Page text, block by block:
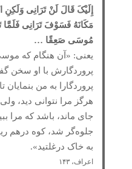
إِلَیْکَ قَالَ لَنْ تَرَانِی
مَکَانَهُ فَسَوْفَ تَرَانِی فَلَمَّا
مُوسَى صَعِقًا …
یعنی: «آن هنگام که
پروردگارش با او سخن
پروردگارا به من
هرگز مرا نتوانی دید،
جای ماند، باشد که مرا
جلوه‌گر شد، کوه
به خاک درغلتید».
اعراف، ۱۴۳